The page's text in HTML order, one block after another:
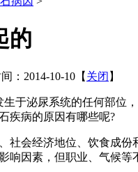
的
：2014-10-10【 关闭 】
于泌尿系统的任何部位
疾病的原因有哪些呢?
社会经济地位、饮食成
响因素，但职业、气候等